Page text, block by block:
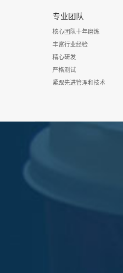
专业团队
核心团队十年磨炼
丰富行业经验
精心研发
严格测试
紧跟先进管理和技术